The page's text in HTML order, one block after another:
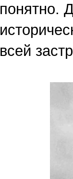
понятно.
всей